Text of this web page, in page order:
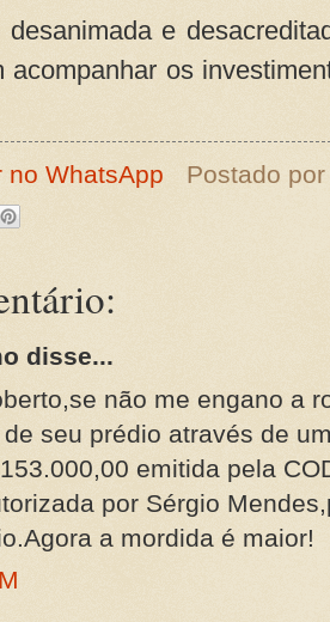
desanimada e
acompanhar os
no WhatsApp Postado
disse...
não me engano a
seu prédio através de
emitida pela
por Sérgio
a mordida é maior!